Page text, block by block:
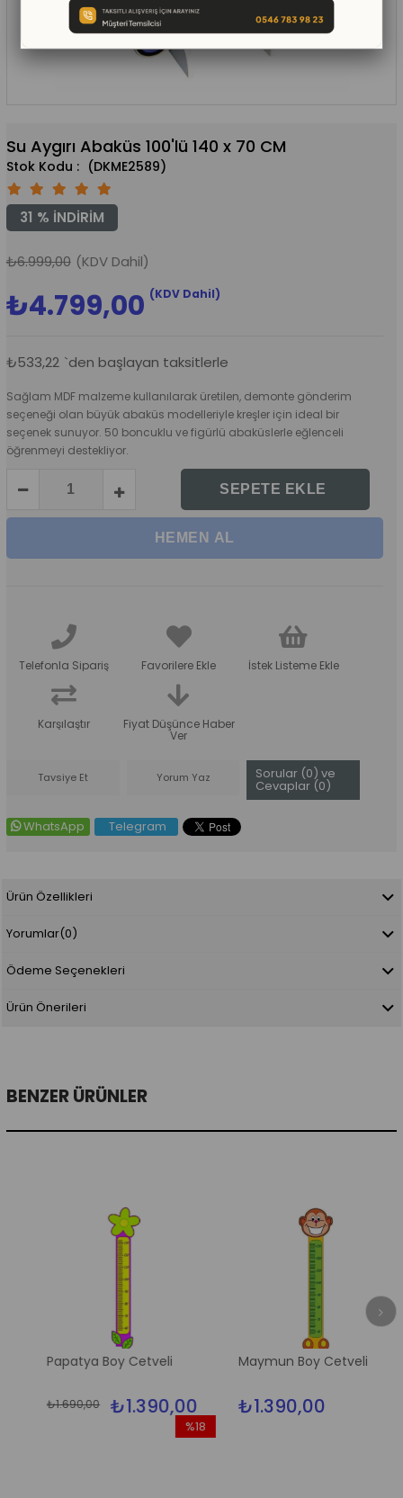
Su Aygırı Abaküs 100'lü 140 x 70 CM
(DKME2589)
%
31 İNDIRIM
₺6.999,00 (KDV Dahil)
₺4.799,00 (KDV Dahil)
₺533,22 `den başlayan taksitlerle
Sağlam MDF malzeme kullanılarak üretilen, demonte gönderim
seçeneği olan büyük abaküs modelleriyle kreşler için ideal bir
seçenek sunuyor. 50 boncuklu ve figürlü abaküslerle eğlenceli
öğrenmeyi destekliyor.
Telefonla Sipariş Favorilere Ekle İstek Listeme Ekle
Karşılaştır Fiyat Düşünce Haber
Ver
Tavsiye Et Yorum Yaz Sorular (0) ve
Cevaplar (0)
WhatsApp Telegram
Ürün Özellikleri
Yorumlar(0)
Ödeme Seçenekleri
Ürün Önerileri
BENZER ÜRÜNLER
Papatya Boy Cetveli
₺1.390,00
₺1.690,00
%18
Maymun Boy Cetveli
₺1.390,00